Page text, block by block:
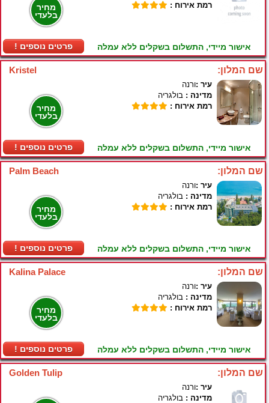
מחיר
בלעדי
! פרטים נוספים
רמת אירוח :
אישור מיידי, התשלום בשקלים ללא עמלה
Kristel שם המלון:
מחיר
בלעדי
! פרטים נוספים
עיר :ורנה
מדינה : בולגריה
רמת אירוח :
אישור מיידי, התשלום בשקלים ללא עמלה
Palm Beach שם המלון:
מחיר
בלעדי
! פרטים נוספים
עיר :ורנה
מדינה : בולגריה
רמת אירוח :
אישור מיידי, התשלום בשקלים ללא עמלה
Kalina Palace שם המלון:
מחיר
בלעדי
! פרטים נוספים
עיר :ורנה
מדינה : בולגריה
רמת אירוח :
אישור מיידי, התשלום בשקלים ללא עמלה
Golden Tulip שם המלון:
עיר :ורנה
מדינה : בולגריה